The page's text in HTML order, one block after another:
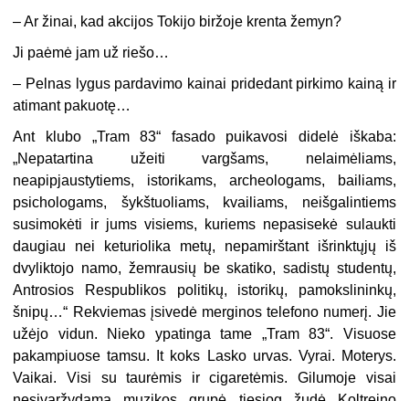
– Ar žinai, kad akcijos Tokijo biržoje krenta žemyn?
Ji paėmė jam už riešo…
– Pelnas lygus pardavimo kainai pridedant pirkimo kainą ir
atimant pakuotę…
Ant klubo „Tram 83“ fasado puikavosi didelė iškaba:
„Nepatartina užeiti vargšams, nelaimėliams,
neapipjaustytiems, istorikams, archeologams, bailiams,
psichologams, šykštuoliams, kvailiams, neišgalintiems
susimokėti ir jums visiems, kuriems nepasisekė sulaukti
daugiau nei keturiolika metų, nepamirštant išrinktųjų iš
dvyliktojo namo, žemrausių be skatiko, sadistų studentų,
Antrosios Respublikos politikų, istorikų, pamokslininkų,
šnipų…“ Rekviemas įsivedė merginos telefono numerį. Jie
užėjo vidun. Nieko ypatinga tame „Tram 83“. Visuose
pakampiuose tamsu. It koks Lasko urvas. Vyrai. Moterys.
Vaikai. Visi su taurėmis ir cigaretėmis. Gilumoje visai